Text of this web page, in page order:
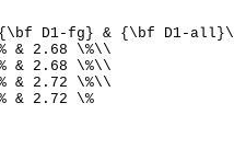
D1-fg} & {\bf D1-
& 2.68 \%\\
& 2.68 \%\\
& 2.72 \%\\
& 2.72 \%